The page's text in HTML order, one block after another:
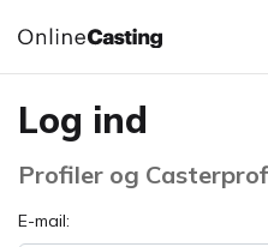
Log ind
Profiler og
E-mail: